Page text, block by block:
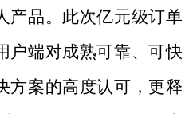
产品。此次亿元级订单
户端对成熟可靠、可快
方案的高度认可，更释